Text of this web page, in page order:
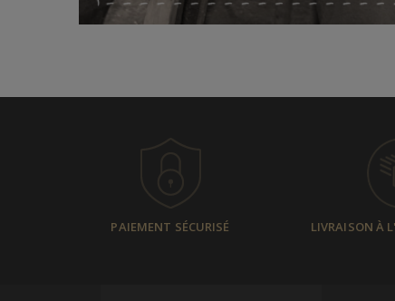
PAIEMENT SÉCURISÉ LIVRAISON À